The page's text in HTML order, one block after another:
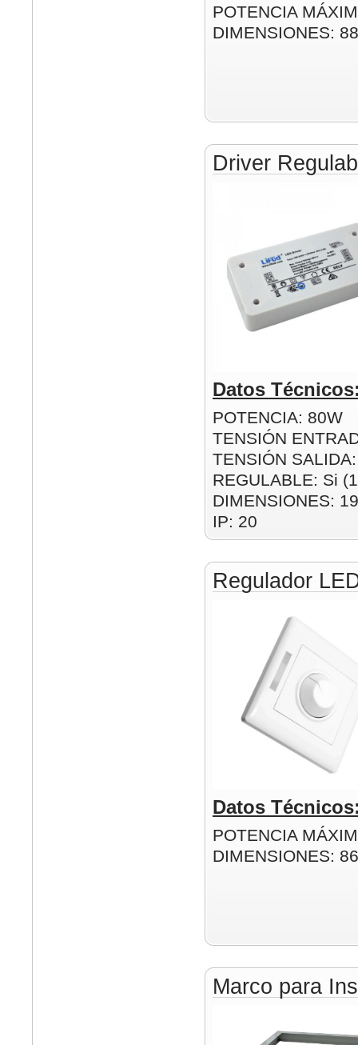
POTENCIA
DIMENSIONES:
Driver
Datos
POTENCIA: 80W
TENSIÓN
TENSIÓN
REGULABLE: Si
DIMENSIONES:
IP: 20
Regulador
Datos
POTENCIA
DIMENSIONES:
Marco para